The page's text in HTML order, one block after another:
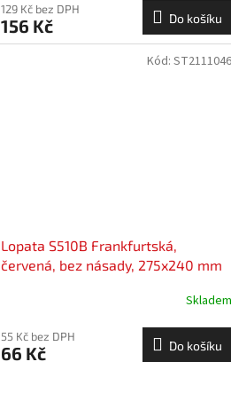
129 Kč bez DPH
156 Kč Do košíku
Lopata S510B Frankfurtská,
červená, bez násady, 275x240 mm
Skladem
55 Kč bez DPH
66 Kč Do košíku
Kód: ST2111046